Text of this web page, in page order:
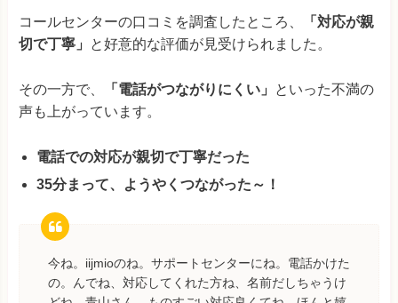
コールセンターの口コミを調査したところ、
「対応が親
切で丁寧」
と好意的な評価が見受けられました。
その一方で、 「電話がつながりにくい」
といった不満の
声も上がっています。
電話での対応が親切で丁寧だった
35分まって、ようやくつながった～！
今ね。iijmioのね。サポートセンターにね。電話かけた
の。んでね、対応してくれた方ね、名前だしちゃうけ